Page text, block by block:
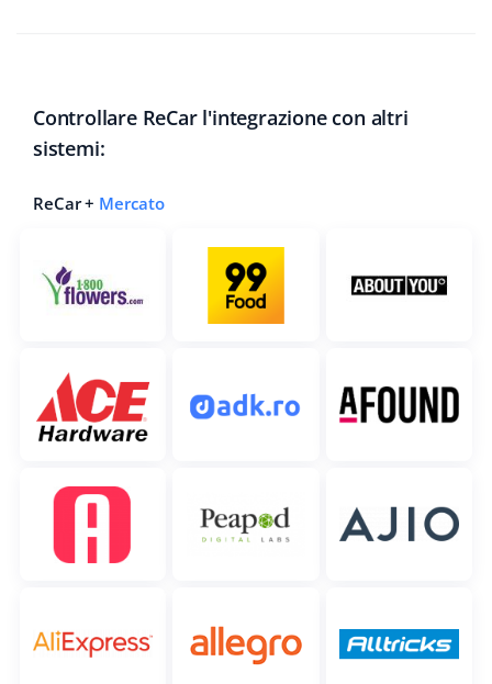
Controllare ReCar l'integrazione con altri
sistemi:
ReCar + Mercato